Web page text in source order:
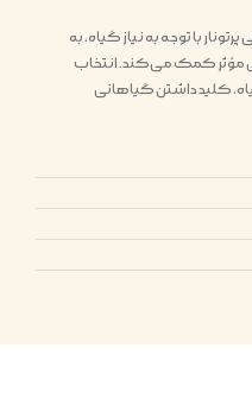
با توجه به نیاز گیاه، به
مؤثر کمک می‌کند. انتخاب
کلید داشتن گیاهانی